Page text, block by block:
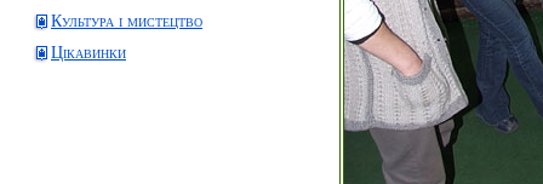
Культура і мистецтво
Цікавинки